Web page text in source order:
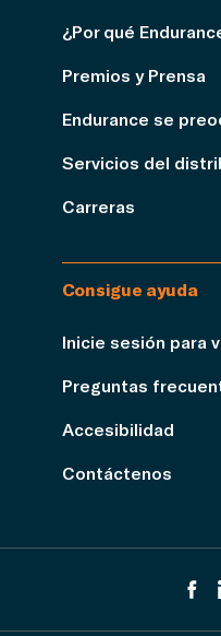
¿Por qué
Premios y Prensa
Endurance se
Servicios del
Carreras
Consigue ayuda
Inicie sesión para
Preguntas
Accesibilidad
Contáctenos